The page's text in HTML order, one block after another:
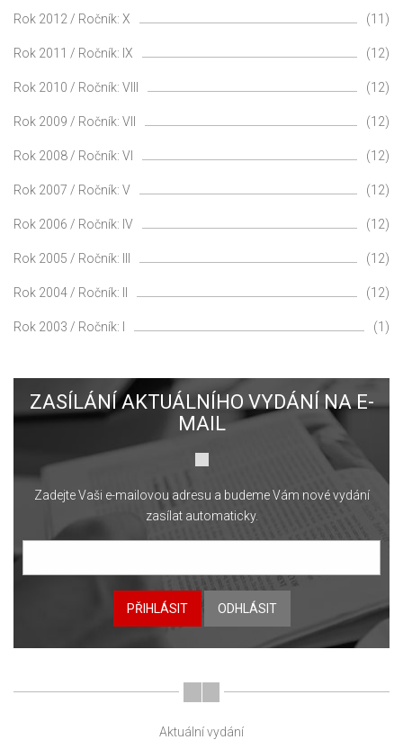
Rok 2012 / Ročník: X (11)
Rok 2011 / Ročník: IX (12)
Rok 2010 / Ročník: VIII (12)
Rok 2009 / Ročník: VII (12)
Rok 2008 / Ročník: VI (12)
Rok 2007 / Ročník: V (12)
Rok 2006 / Ročník: IV (12)
Rok 2005 / Ročník: III (12)
Rok 2004 / Ročník: II (12)
Rok 2003 / Ročník: I (1)
ZASÍLÁNÍ AKTUÁLNÍHO VYDÁNÍ NA E-
MAIL
Zadejte Vaši e-mailovou adresu a budeme Vám nové vydání
zasílat automaticky.
PŘIHLÁSIT ODHLÁSIT
Aktuální vydání